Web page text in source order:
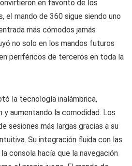
en favorito de los
el mando de 360 sigue siendo uno
más cómodos jamás
no solo en los mandos futuros
periféricos de terceros en toda la
la tecnología inalámbrica,
y aumentando la comodidad. Los
sesiones más largas gracias a su
Su integración fluida con las
consola hacía que la navegación